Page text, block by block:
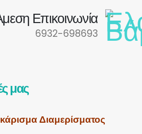
Επικοινωνία
6932-698693
μας
Διαμερίσματος